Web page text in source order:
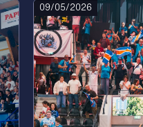
09/05/2026